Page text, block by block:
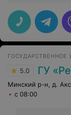
сто процентов
внимателен.
на лице! Сын до
доктор!
ГОСУДАРСТВЕННОЕ
5.0 ГУ «Республиканский
Минский р-н, д.
с 08:00